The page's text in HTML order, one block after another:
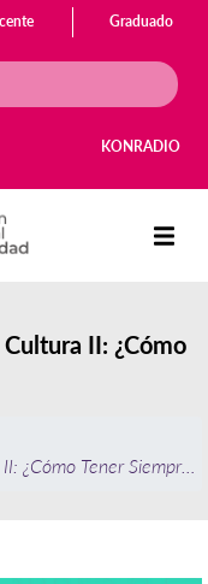
Graduado
KONRADIO
II: ¿Cómo
¿Cómo Tener Siempre